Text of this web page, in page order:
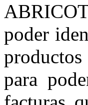
poder
para